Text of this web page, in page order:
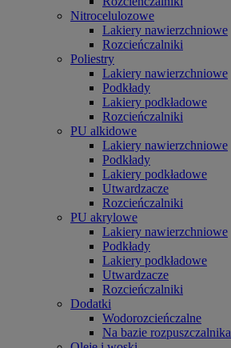
Nitrocelulozowe
Lakiery nawierzchniowe
Rozcieńczalniki
Poliestry
Lakiery nawierzchniowe
Podkłady
Lakiery podkładowe
Rozcieńczalniki
PU alkidowe
Lakiery nawierzchniowe
Podkłady
Lakiery podkładowe
Utwardzacze
Rozcieńczalniki
PU akrylowe
Lakiery nawierzchniowe
Podkłady
Lakiery podkładowe
Utwardzacze
Rozcieńczalniki
Dodatki
Wodorozcieńczalne
Na bazie rozpuszczalnika